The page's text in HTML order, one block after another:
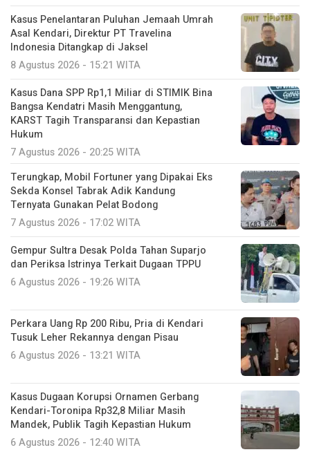
Kasus Penelantaran Puluhan Jemaah Umrah
Asal Kendari, Direktur PT Travelina
Indonesia Ditangkap di Jaksel
8 Agustus 2026 - 15:21 WITA
Kasus Dana SPP Rp1,1 Miliar di STIMIK Bina
Bangsa Kendatri Masih Menggantung,
KARST Tagih Transparansi dan Kepastian
Hukum
7 Agustus 2026 - 20:25 WITA
Terungkap, Mobil Fortuner yang Dipakai Eks
Sekda Konsel Tabrak Adik Kandung
Ternyata Gunakan Pelat Bodong
7 Agustus 2026 - 17:02 WITA
Gempur Sultra Desak Polda Tahan Suparjo
dan Periksa Istrinya Terkait Dugaan TPPU
6 Agustus 2026 - 19:26 WITA
Perkara Uang Rp 200 Ribu, Pria di Kendari
Tusuk Leher Rekannya dengan Pisau
6 Agustus 2026 - 13:21 WITA
Kasus Dugaan Korupsi Ornamen Gerbang
Kendari-Toronipa Rp32,8 Miliar Masih
Mandek, Publik Tagih Kepastian Hukum
6 Agustus 2026 - 12:40 WITA